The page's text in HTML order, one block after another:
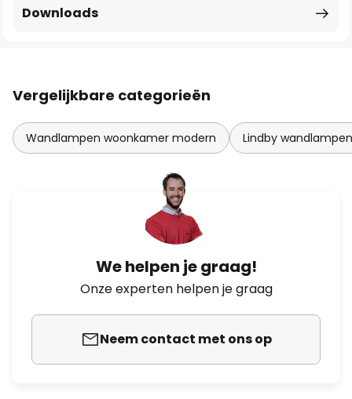
Downloads
Vergelijkbare categorieën
Wandlampen woonkamer modern Lindby wandlampen
We helpen je graag!
Onze experten helpen je graag
Neem contact met ons op